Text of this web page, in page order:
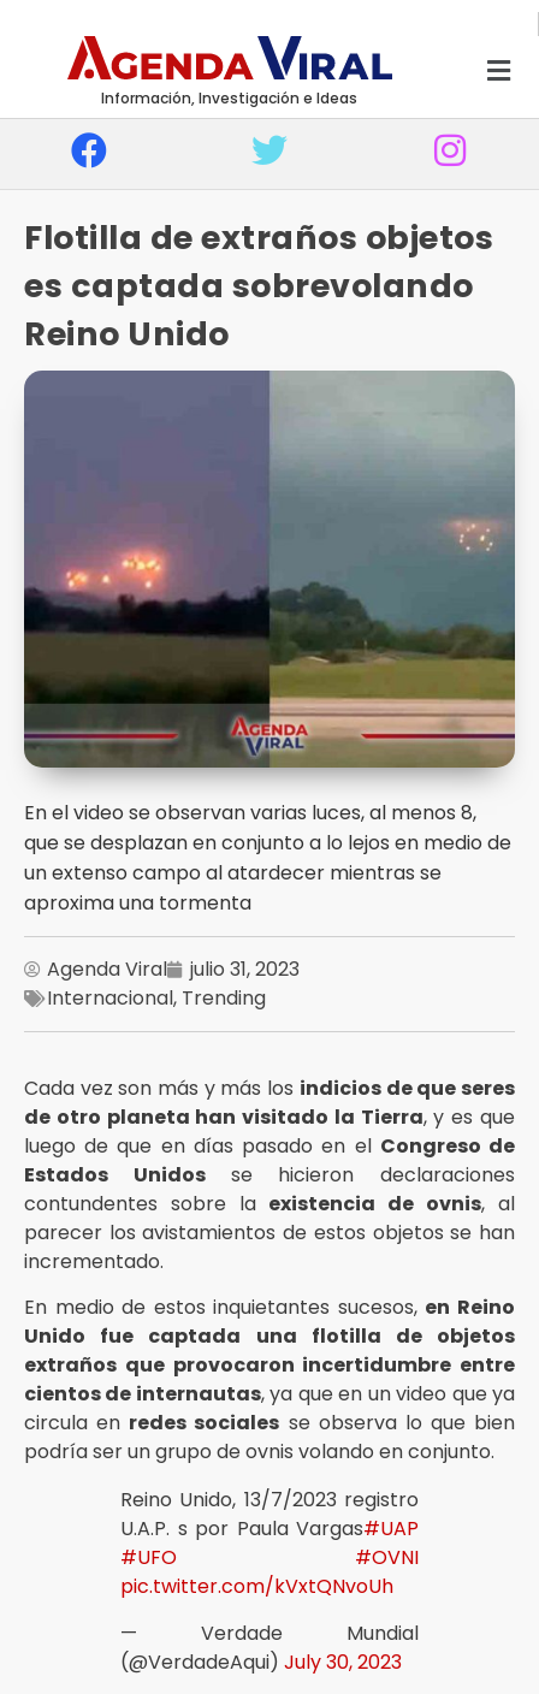
Información, Investigación e Ideas
Flotilla de extraños objetos
es captada sobrevolando
Reino Unido
En el video se observan varias luces, al menos 8,
que se desplazan en conjunto a lo lejos en medio de
un extenso campo al atardecer mientras se
aproxima una tormenta
Agenda Viral
julio 31, 2023
Internacional, Trending
Cada vez son más y más los indicios de que seres
de otro planeta han visitado la Tierra, y es que
luego de que en días pasado en el Congreso de
Estados Unidos se hicieron declaraciones
contundentes sobre la existencia de ovnis, al
parecer los avistamientos de estos objetos se han
incrementado.
En medio de estos inquietantes sucesos, en Reino
Unido fue captada una flotilla de objetos
extraños que provocaron incertidumbre entre
cientos de internautas, ya que en un video que ya
circula en redes sociales se observa lo que bien
podría ser un grupo de ovnis volando en conjunto.
Reino Unido, 13/7/2023 registro
U.A.P. s por Paula Vargas#UAP
#UFO
#OVNI
pic.twitter.com/kVxtQNvoUh
— Verdade Mundial
(@VerdadeAqui) July 30, 2023